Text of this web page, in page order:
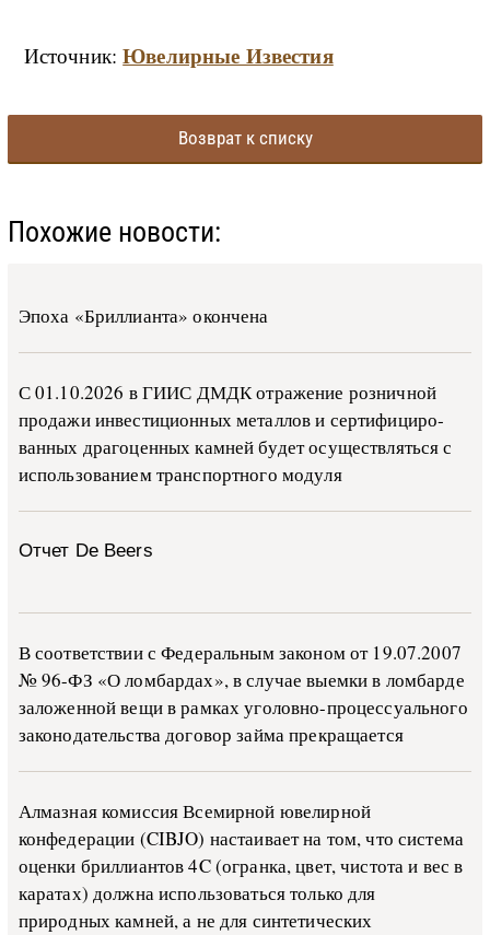
Источник:Ювелирные Известия
Возврат к списку
Похожие новости:
Эпоха «Бриллианта» окончена
С 01.10.2026 в ГИИС ДМДК от­ра­же­ние роз­ни­ч­ной
про­да­жи ин­ве­сти­ци­он­ных ме­тал­лов и сер­ти­фи­ци­ро­
ван­ных дра­го­цен­ных ка­м­ней бу­дет осу­ще­ств­лять­ся с
ис­поль­зо­ва­ни­ем тран­с­пор­т­но­го мо­ду­ля
Отчет De Beers
В со­о­т­вет­ствии с Фе­де­раль­ным за­ко­ном от 19.07.2007
№ 96-ФЗ «О ло­м­бар­дах», в слу­чае вы­е­м­ки в ло­м­бар­де
за­ло­жен­ной ве­щи в ра­м­ках уго­ло­в­но-­про­цес­су­аль­но­го
за­ко­но­да­тель­ства до­го­вор зай­ма пре­кра­ща­ет­ся
Алмазная комиссия Всемирной ювелирной
конфедерации (CIBJO) настаивает на том, что система
оценки бриллиантов 4C (огранка, цвет, чистота и вес в
каратах) должна использоваться только для
природных камней, а не для синтетических